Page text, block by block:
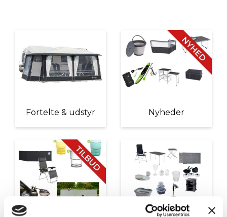
Fortelte & udstyr Nyheder